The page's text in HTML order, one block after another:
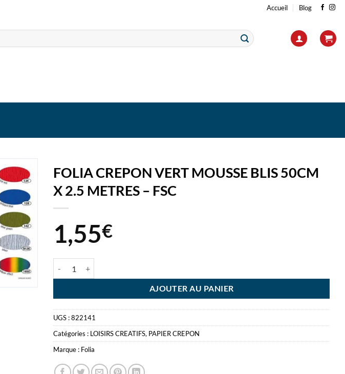
Accueil Blog
FOLIA CREPON VERT MOUSSE BLIS 50CM
X 2.5 METRES – FSC
1,55€
AJOUTER AU PANIER
UGS :822141
Catégories : LOISIRS CREATIFS, PAPIER CREPON
Marque : Folia